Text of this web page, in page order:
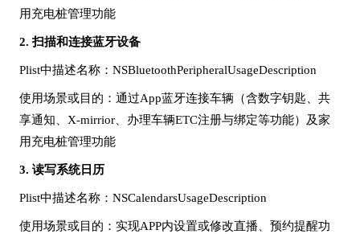
用充电桩管理功能
2.扫描和连接蓝牙设备
Plist中描述名称：NSBluetoothPeripheralUsageDescription
使用场景或目的：通过App蓝牙连接车辆（含数字钥匙、共
享通知、X-mirrior、办理车辆ETC注册与绑定等功能）及家
用充电桩管理功能
3. 读写系统日历
Plist中描述名称：NSCalendarsUsageDescription
使用场景或目的：实现APP内设置或修改直播、预约提醒功